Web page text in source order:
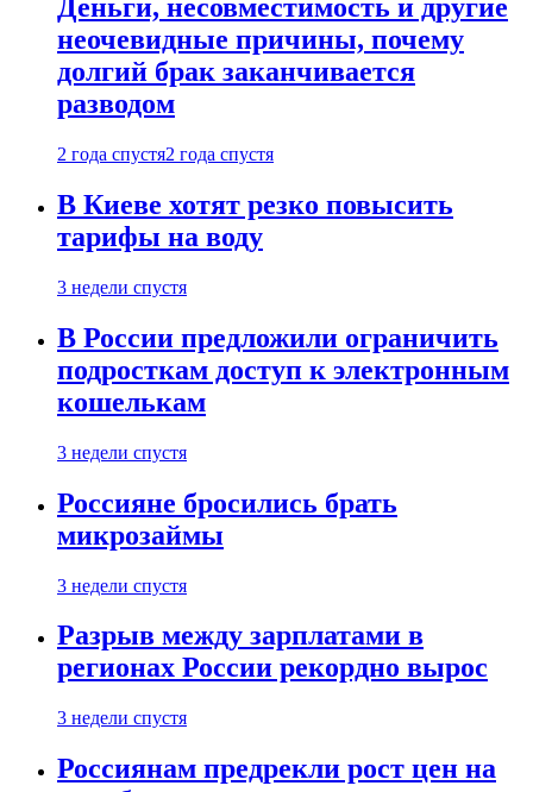
Деньги, несовместимость и другие
неочевидные причины, почему
долгий брак заканчивается
разводом
2 года спустя2 года спустя
В Киеве хотят резко повысить
тарифы на воду
3 недели спустя
В России предложили ограничить
подросткам доступ к электронным
кошелькам
3 недели спустя
Россияне бросились брать
микрозаймы
3 недели спустя
Разрыв между зарплатами в
регионах России рекордно вырос
3 недели спустя
Россиянам предрекли рост цен на